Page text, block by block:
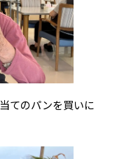
てのパンを買いに